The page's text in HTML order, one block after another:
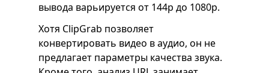
вывода варьируется от 144p до 1080p.
Хотя ClipGrab позволяет
конвертировать видео в аудио, он не
предлагает параметры качества звука.